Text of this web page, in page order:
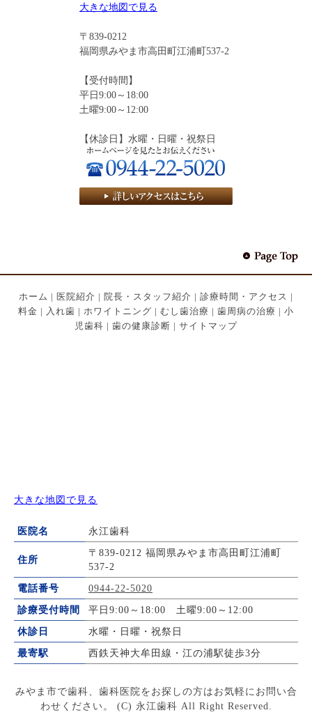
大きな地図で見る
〒839-0212
福岡県みやま市高田町江浦町537-2
【受付時間】
平日9:00～18:00
土曜9:00～12:00
【休診日】水曜・日曜・祝祭日
ホーム | 医院紹介 | 院長・スタッフ紹介 | 診療時間・アクセス |
料金 | 入れ歯 | ホワイトニング | むし歯治療 | 歯周病の治療 | 小
児歯科 | 歯の健康診断 | サイトマップ
大きな地図で見る
医院名 永江歯科
住所
〒839-0212 福岡県みやま市高田町江浦町
537-2
電話番号
0944-22-5020
診療受付時間
平日9:00～18:00 土曜9:00～12:00
休診日
水曜・日曜・祝祭日
最寄駅
西鉄天神大牟田線・江の浦駅徒歩3分
みやま市で歯科、歯科医院をお探しの方はお気軽にお問い合
わせください。 (C) 永江歯科 All Right Reserved.